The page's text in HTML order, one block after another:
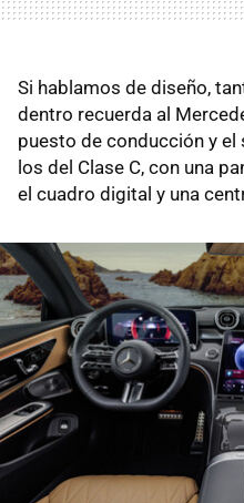
Si hablamos de diseño,
dentro recuerda al
puesto de conducción y
los del Clase C, con una
el cuadro digital y una